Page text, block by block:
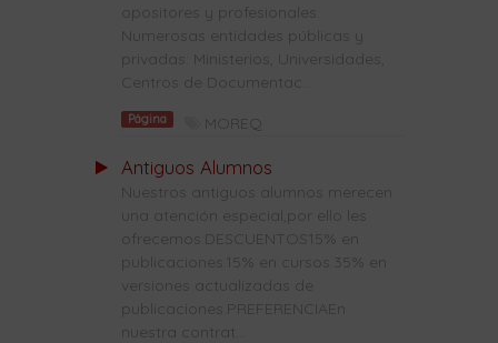
opositores y profesionales.
Numerosas entidades públicas y
privadas: Ministerios, Universidades,
Centros de Documentac...
Página MOREQ
Antiguos Alumnos
Nuestros antiguos alumnos merecen
una atención especial,por ello les
ofrecemos:DESCUENTOS15% en
publicaciones.15% en cursos.35% en
versiones actualizadas de
publicaciones.PREFERENCIAEn
nuestra contrat...